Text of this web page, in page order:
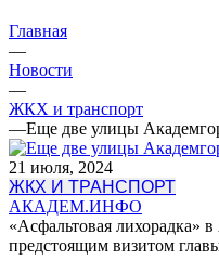
Главная
—
Новости
—
ЖКХ и транспорт
—Еще две улицы
21 июля, 2024
ЖКХ И ТРАНСПОРТ
АКАДЕМ.ИНФО
«Асфальтовая лихорадка»
предстоящим визитом